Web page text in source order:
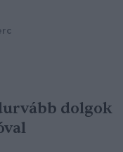
dolgok